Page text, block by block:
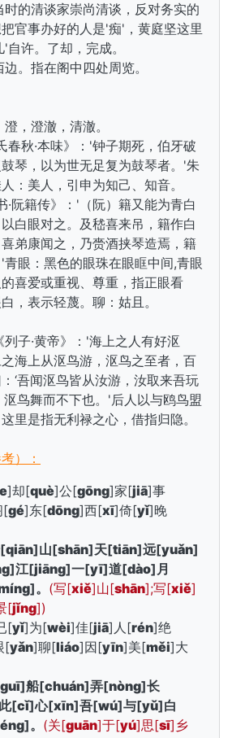
的清谈家崇尚清谈，反对务实的
官事办好的人是'痴'， 黄庭坚这里
许。了却，完成。
。指在阁中四处周览。
，澄澈，清澈。
秋·本味》：'钟子期死，伯牙破
琴，以为世无足复为鼓琴者。'朱
：美人，引申为知己、知音。
·阮籍传》：'（阮）籍又能为青白
白眼对之。及嵇喜来吊，籍作白
弟康闻之，乃赍酒挟琴造焉，籍
眼：黑色的眼珠在眼眶中间,青眼
喜爱或重视、尊重，指正眼看
，表示轻蔑。聊：姑且。
子·黄帝》：'海上之人有好沤
之海上从沤鸟游，沤鸟之至者，百
‘吾闻沤鸟皆从汝游，汝取来吾玩
沤鸟舞而不下也。'后人以与鸥鸟盟
里是指无利禄之心，借指归隐。
）：
]却[què]公[gōng]家[jiā]事
[gé]东[dōng]西[xī]倚[yǐ]晚
qiān]山[shān]天[tiān]远[yuǎn]
]江[jiāng]一[yī]道[dào]月
]。 (写[xiě]山[shān];写[xiě]
[jǐng])
[yǐ]为[wèi]佳[jiā]人[rén]绝
[yǎn]聊[liáo]因[yīn]美[měi]大
guī]船[chuán]弄[nòng]长
[cǐ]心[xīn]吾[wú]与[yǔ]白
]。 (关[guān]于[yú]思[sī]乡